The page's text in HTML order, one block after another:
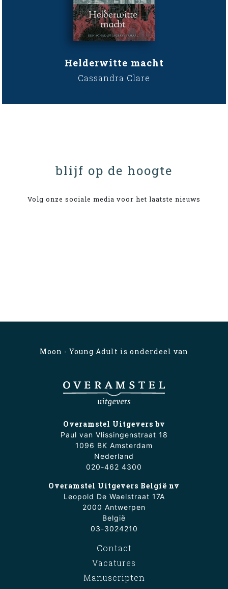
Helderwitte macht
Cassandra Clare
blijf op de hoogte
Volg onze sociale media voor het laatste nieuws
Moon - Young Adult is onderdeel van
Overamstel Uitgevers bv
Paul van Vlissingenstraat 18
1096 BK Amsterdam
Nederland
020-462 4300
Overamstel Uitgevers België nv
Leopold De Waelstraat 17A
2000 Antwerpen
België
03-3024210
Contact
Vacatures
Manuscripten